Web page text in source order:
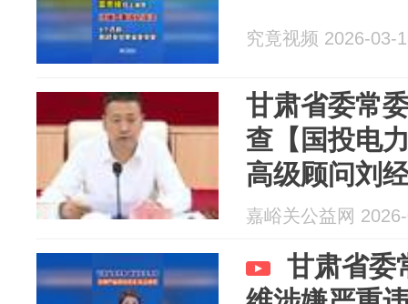
究竟视频 2026-03-
甘肃省委常
查【国投电
高级顾问刘
嘉峪关公益网
甘肃省委